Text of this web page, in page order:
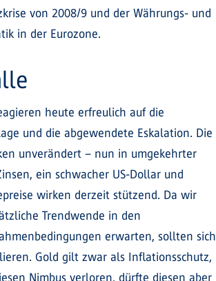
von 2008/9 und der Währungs- und
in der Eurozone.
heute erfreulich auf die
und die abgewendete Eskalation. Die
unverändert – nun in umgekehrter
ein schwacher US-Dollar und
wirken derzeit stützend. Da wir
Trendwende in den
erwarten, sollten sich
Gold gilt zwar als Inflationsschutz,
Nimbus verloren, dürfte diesen aber